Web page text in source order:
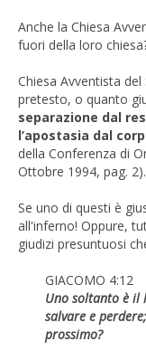
Anche la Chiesa
fuori della loro
Chiesa Avventista
pretesto, o quanto
separazione dal
l’apostasia dal
della Conferenza di
Ottobre 1994, pag. 2).
Se uno di questi è
all'inferno! Oppure,
giudizi presuntuosi
GIACOMO 4:12
Uno soltanto è il
salvare e
prossimo?